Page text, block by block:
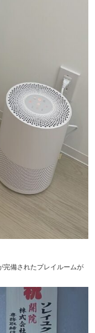
完備されたプレイルームが